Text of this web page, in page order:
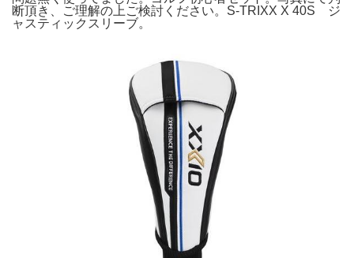
断頂き、ご理解の上ご検討ください。S-TRIXX X 40S ジ
ャスティックスリーブ。